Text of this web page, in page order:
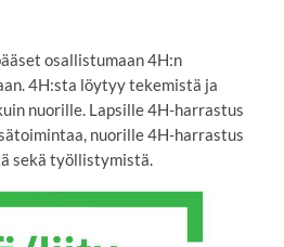
osallistumaan 4H:n
4H:sta löytyy tekemistä ja
nuorille. Lapsille 4H-harrastus
nuorille 4H-harrastus
sekä työllistymistä.